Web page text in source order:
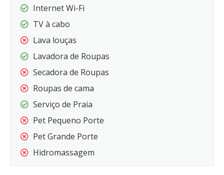
Internet Wi-Fi
TV à cabo
Lava louças
Lavadora de Roupas
Secadora de Roupas
Roupas de cama
Serviço de Praia
Pet Pequeno Porte
Pet Grande Porte
Hidromassagem